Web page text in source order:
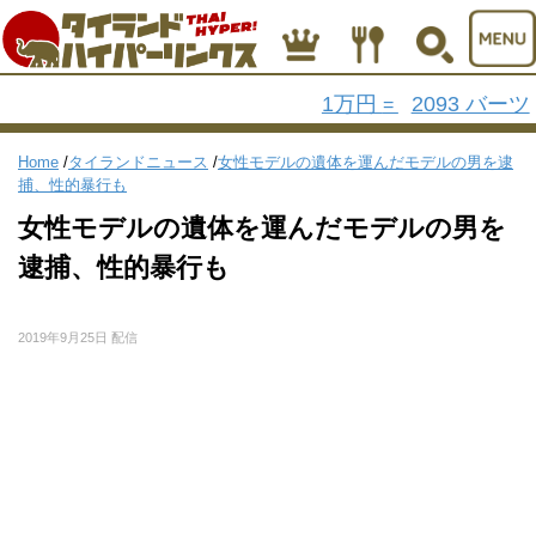
1万円 = 2093 バーツ
Home /タイランドニュース /女性モデルの遺体を運んだモデルの男を逮
捕、性的暴行も
女性モデルの遺体を運んだモデルの男を
逮捕、性的暴行も
2019年9月25日 配信